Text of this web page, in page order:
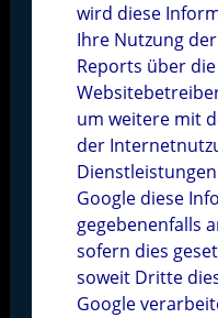
wird diese
Ihre Nutzung
Reports über
um weitere mit
der
Google diese
gegebenenfalls
sofern dies
soweit Dritte
Google